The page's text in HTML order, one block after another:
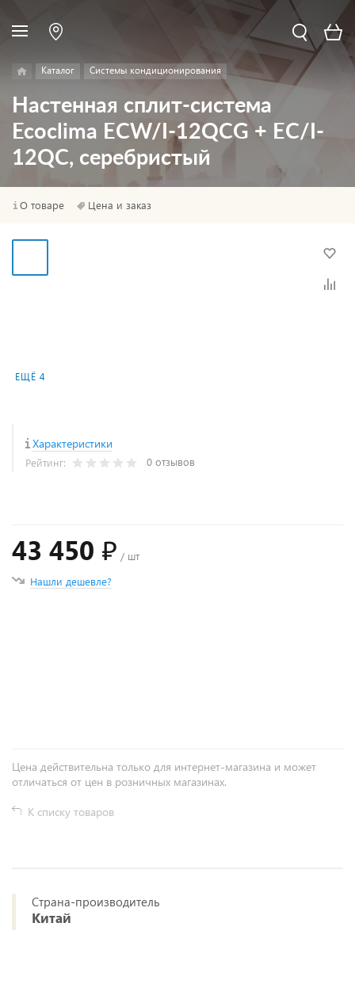
Каталог Системы кондиционирования
Настенная сплит-система
Ecoclima ECW/I-12QCG + EC/I-
12QC, серебристый
О товаре Цена и заказ
ЕЩЁ 4
Характеристики
Рейтинг: 0 отзывов
43 450 ₽ / шт
Нашли дешевле?
Цена действительна только для интернет-магазина и может
отличаться от цен в розничных магазинах.
К списку товаров
Страна-производитель
Китай